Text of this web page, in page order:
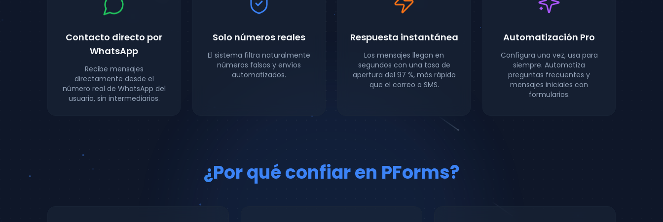
Contacto directo por
WhatsApp
Recibe mensajes
directamente desde el
número real de WhatsApp del
usuario, sin intermediarios.
Solo números reales
El sistema filtra naturalmente
números falsos y envíos
automatizados.
Respuesta instantánea
Los mensajes llegan en
segundos con una tasa de
apertura del 97 %, más rápido
que el correo o SMS.
Automatización Pro
Configura una vez, usa para
siempre. Automatiza
preguntas frecuentes y
mensajes iniciales con
formularios.
¿Por qué confiar en PForms?